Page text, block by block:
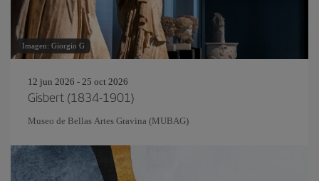
Imagen: Giorgio G
12 jun 2026 - 25 oct 2026
Gisbert (1834-1901)
Museo de Bellas Artes Gravina (MUBAG)